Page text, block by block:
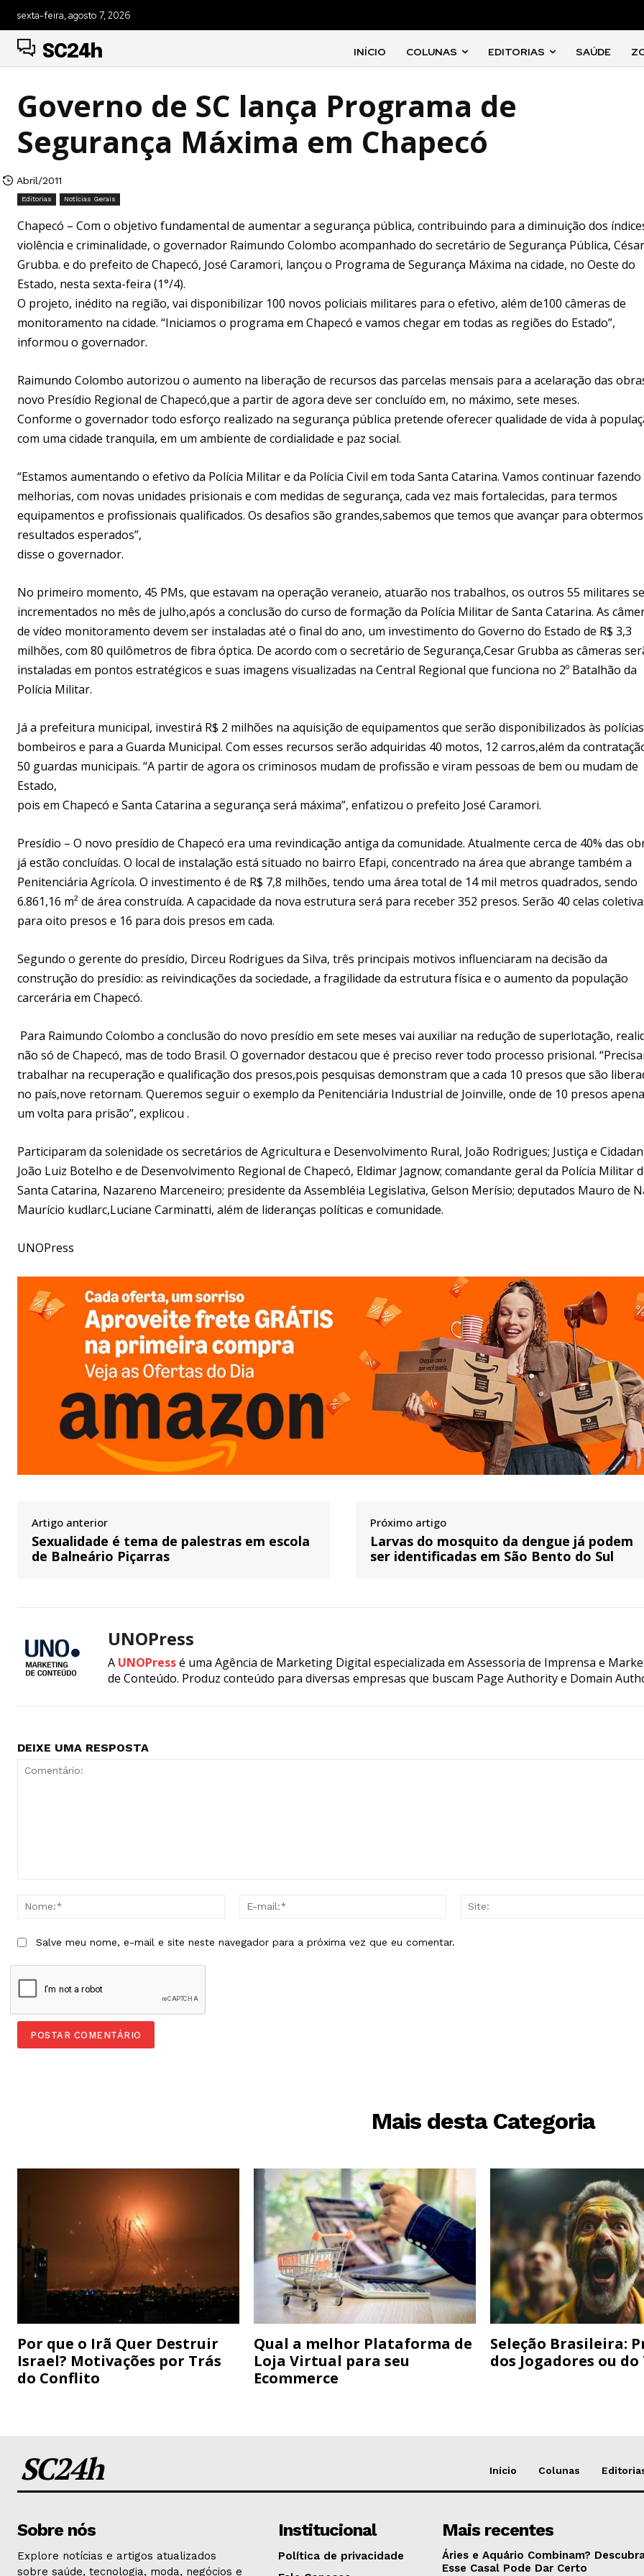
sexta-feira, agosto 7, 2026
SC24h INÍCIO COLUNAS EDITORIAS SAÚDE
Governo de SC lança Programa de
Segurança Máxima em Chapecó
Abril/2011
Editorias Notícias Gerais
Chapecó – Com o objetivo fundamental de aumentar a segurança pública, contribuindo para a diminuição dos
violência e criminalidade, o governador Raimundo Colombo acompanhado do secretário de Segurança Pública, César
Grubba. e do prefeito de Chapecó, José Caramori, lançou o Programa de Segurança Máxima na cidade, no Oeste do
Estado, nesta sexta-feira (1°/4).
O projeto, inédito na região, vai disponibilizar 100 novos policiais militares para o efetivo, além de100 câmeras de
monitoramento na cidade. “Iniciamos o programa em Chapecó e vamos chegar em todas as regiões do Estado”,
informou o governador.
Raimundo Colombo autorizou o aumento na liberação de recursos das parcelas mensais para a acelaração das
novo Presídio Regional de Chapecó,que a partir de agora deve ser concluído em, no máximo, sete meses.
Conforme o governador todo esforço realizado na segurança pública pretende oferecer qualidade de vida à
com uma cidade tranquila, em um ambiente de cordialidade e paz social.
“Estamos aumentando o efetivo da Polícia Militar e da Polícia Civil em toda Santa Catarina. Vamos continuar fazendo
melhorias, com novas unidades prisionais e com medidas de segurança, cada vez mais fortalecidas, para termos
equipamentos e profissionais qualificados. Os desafios são grandes,sabemos que temos que avançar para
resultados esperados”,
disse o governador.
No primeiro momento, 45 PMs, que estavam na operação veraneio, atuarão nos trabalhos, os outros 55 militares
incrementados no mês de julho,após a conclusão do curso de formação da Polícia Militar de Santa Catarina. As
de vídeo monitoramento devem ser instaladas até o final do ano, um investimento do Governo do Estado de R$ 3,3
milhões, com 80 quilômetros de fibra óptica. De acordo com o secretário de Segurança,Cesar Grubba as câmeras
instaladas em pontos estratégicos e suas imagens visualizadas na Central Regional que funciona no 2º Batalhão da
Polícia Militar.
Já a prefeitura municipal, investirá R$ 2 milhões na aquisição de equipamentos que serão disponibilizados às
bombeiros e para a Guarda Municipal. Com esses recursos serão adquiridas 40 motos, 12 carros,além da
50 guardas municipais. “A partir de agora os criminosos mudam de profissão e viram pessoas de bem ou mudam de
Estado,
pois em Chapecó e Santa Catarina a segurança será máxima”, enfatizou o prefeito José Caramori.
Presídio – O novo presídio de Chapecó era uma revindicação antiga da comunidade. Atualmente cerca de 40% das
já estão concluídas. O local de instalação está situado no bairro Efapi, concentrado na área que abrange também a
Penitenciária Agrícola. O investimento é de R$ 7,8 milhões, tendo uma área total de 14 mil metros quadrados, sendo
6.861,16 m² de área construída. A capacidade da nova estrutura será para receber 352 presos. Serão 40 celas
para oito presos e 16 para dois presos em cada.
Segundo o gerente do presídio, Dirceu Rodrigues da Silva, três principais motivos influenciaram na decisão da
construção do presídio: as reivindicações da sociedade, a fragilidade da estrutura física e o aumento da população
carcerária em Chapecó.
Para Raimundo Colombo a conclusão do novo presídio em sete meses vai auxiliar na redução de superlotação,
não só de Chapecó, mas de todo Brasil. O governador destacou que é preciso rever todo processo prisional.
trabalhar na recuperação e qualificação dos presos,pois pesquisas demonstram que a cada 10 presos que são
no país,nove retornam. Queremos seguir o exemplo da Penitenciária Industrial de Joinville, onde de 10 presos
um volta para prisão”, explicou .
Participaram da solenidade os secretários de Agricultura e Desenvolvimento Rural, João Rodrigues; Justiça e
João Luiz Botelho e de Desenvolvimento Regional de Chapecó, Eldimar Jagnow; comandante geral da Polícia Militar
Santa Catarina, Nazareno Marceneiro; presidente da Assembléia Legislativa, Gelson Merísio; deputados Mauro de
Maurício kudlarc,Luciane Carminatti, além de lideranças políticas e comunidade.
UNOPress
Artigo anterior
Sexualidade é tema de palestras em escola
de Balneário Piçarras
Próximo artigo
Larvas do mosquito da dengue já podem
ser identificadas em São Bento do Sul
UNOPress
A UNOPressé uma Agência de Marketing Digital especializada em Assessoria de Imprensa e
de Conteúdo. Produz conteúdo para diversas empresas que buscam Page Authority e Domain
DEIXE UMA RESPOSTA
Nome:*
Salve meu nome, e-mail e site neste navegador para a próxima vez que eu comentar.
Mais desta Categoria
Por que o Irã Quer Destruir
Israel? Motivações por Trás
do Conflito
Qual a melhor Plataforma de
Loja Virtual para seu
Ecommerce
Seleção Brasileira:
dos Jogadores ou do
SC24h Início Colunas
Sobre nós
Explore notícias e artigos atualizados
sobre saúde, tecnologia, moda, negócios e
Institucional
Política de privacidade
Mais recentes
Áries e Aquário Combinam?
Esse Casal Pode Dar Certo